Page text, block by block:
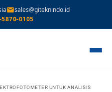
sales@giteknindo.id
0105
UNTUK ANALISIS